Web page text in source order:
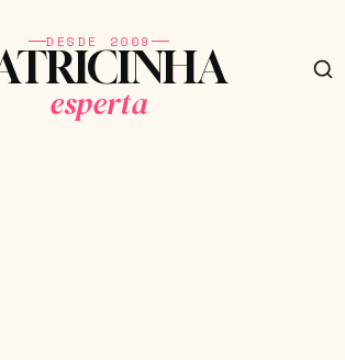
DESDE 2009
esperta